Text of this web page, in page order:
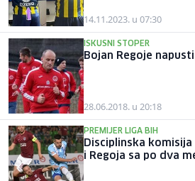
14.11.2023. u 07:30
ISKUSNI STOPER
Bojan Regoje
28.06.2018. u 20:18
PREMIJER LIGA BIH
Disciplinska komisija
i Regoja sa po dva